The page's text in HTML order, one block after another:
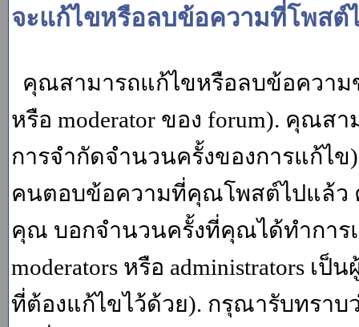
จะแก้ไขหรือลบข้อความที่โพสต์
คุณสามารถแก้ไขหรือลบข้อความ
หรือ moderator ของ forum). คุณส
การจำกัดจำนวนครั้งของการแก้ไ
คนตอบข้อความที่คุณโพสต์ไปแล้ว
คุณ บอกจำนวนครั้งที่คุณได้ทำการ
moderators หรือ administrators เ
ที่ต้องแก้ไขไว้ด้วย). กรุณารับทรา